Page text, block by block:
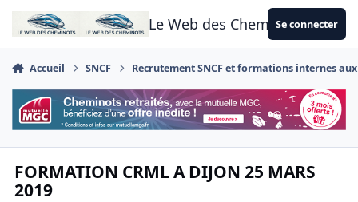
Aller au contenu
Le Web des CheminotsSe connecter
Accueil SNCF Recrutement SNCF et formations internes
FORMATION CRML A DIJON 25 MARS
2019